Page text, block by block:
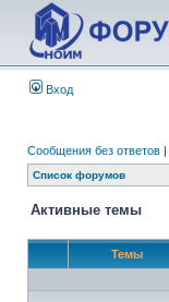
Вход
Сообщения без ответов |
Список форумов
Активные темы
Темы